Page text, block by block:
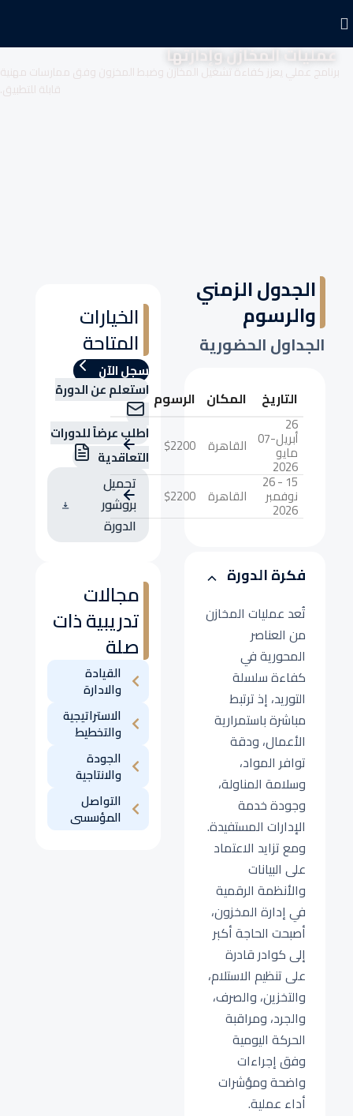
عمليات المخازن وإدارتها
برنامج عملي يعزز كفاءة تشغيل المخازن وضبط المخزون وفق ممارسات مهنية
قابلة للتطبيق.
الخيارات
المتاحة
سجل الآن
استعلم عن الدورة
اطلب عرضاً للدورات
التعاقدية
تحميل
بروشور
الدورة
مجالات
تدريبية ذات
صلة
القيادة
والادارة
الاستراتيجية
والتخطيط
الجودة
والانتاجية
التواصل
المؤسسى
الجدول الزمني
والرسوم
الجداول الحضورية
التاريخ المكان الرسوم
26
أبريل-07
مايو
2026
القاهرة $2200
15 - 26
نوفمبر
2026
القاهرة $2200
فكرة الدورة
تُعد عمليات المخازن
من العناصر
المحورية في
كفاءة سلسلة
التوريد، إذ ترتبط
مباشرة باستمرارية
الأعمال، ودقة
توافر المواد،
وسلامة المناولة،
وجودة خدمة
الإدارات المستفيدة.
ومع تزايد الاعتماد
على البيانات
والأنظمة الرقمية
في إدارة المخزون،
أصبحت الحاجة أكبر
إلى كوادر قادرة
على تنظيم الاستلام،
والتخزين، والصرف،
والجرد، ومراقبة
الحركة اليومية
وفق إجراءات
واضحة ومؤشرات
أداء عملية.